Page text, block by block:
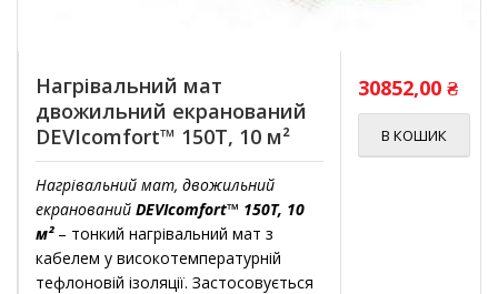
Нагрівальний мат
двожильний екранований
DEVIcomfort™ 150T, 10 м²
Нагрівальний мат, двожильний
екранований DEVIcomfort™ 150T, 10
м² – тонкий нагрівальний мат з
кабелем у високотемпературній
тефлоновій ізоляції. Застосовується
30852,00₴
В КОШИК